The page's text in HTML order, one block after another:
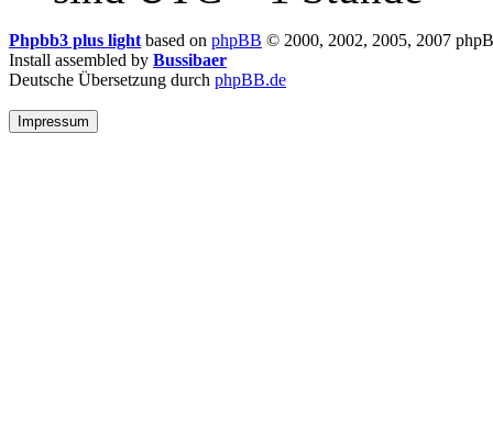
Phpbb3 plus light based on phpBB © 2000, 2002, 2005, 2007
Install assembled by Bussibaer
Deutsche Übersetzung durch phpBB.de